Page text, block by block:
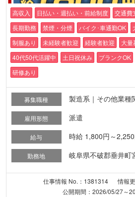
高収入 日払い・週払い・前給制度 交通費
長期勤務
禁煙・分煙 バイク･車通勤OK
制服あり
未経験者歓迎 経験者歓迎 大量
40代50代活躍中
土日祝休み ブランクOK
研修あり
募集職種 製造系｜その他業種
雇用形態 派遣
給与 時給 1,800円～
勤務地 岐阜県不破郡垂井町
仕事情報 No.：1381314
情報
公開期間：2026/05/27～